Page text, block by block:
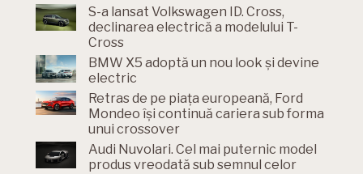
S-a lansat Volkswagen ID. Cross,
declinarea electrică a modelului T-
Cross
BMW X5 adoptă un nou look și devine
electric
Retras de pe piața europeană, Ford
Mondeo își continuă cariera sub forma
unui crossover
Audi Nuvolari. Cel mai puternic model
produs vreodată sub semnul celor